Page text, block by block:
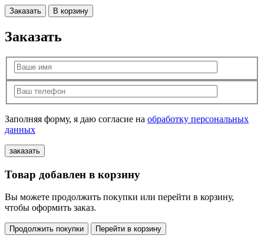
Заказать В корзину
Заказать
Заполняя форму, я даю согласие на обработку персональных
данных
Товар добавлен в корзину
Вы можете продолжить покупки или перейти в корзину,
чтобы оформить заказ.
Продолжить покупки Перейти в корзину